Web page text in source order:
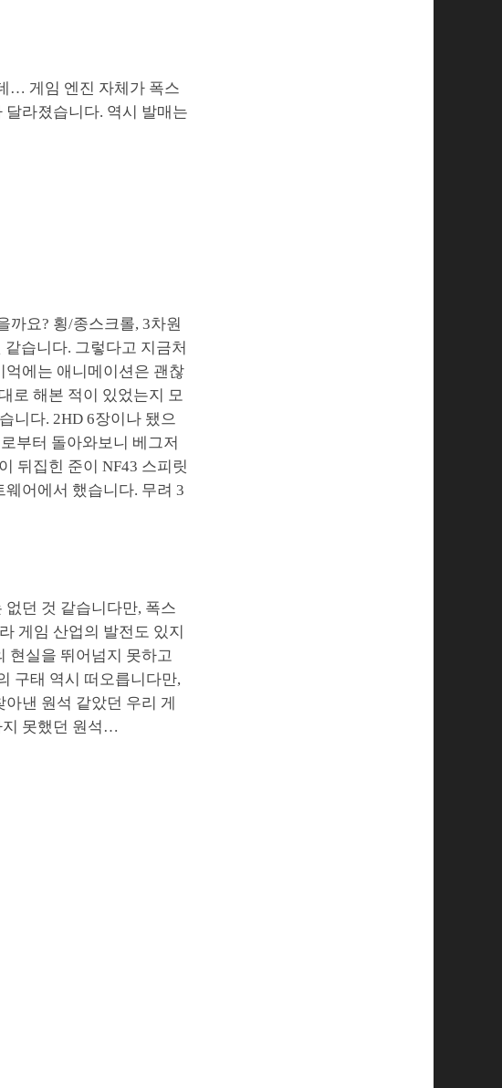
… 게임 엔진 자체가 폭스
라졌습니다. 역시 발매는
요? 횡/종스크롤, 3차원
습니다. 그렇다고 지금처
에는 애니메이션은 괜찮
로 해본 적이 있었는지 모
니다. 2HD 6장이나 됐으
부터 돌아와보니 베그저
뒤집힌 준이 NF43 스피릿
어에서 했습니다. 무려 3
던 것 같습니다만, 폭스
게임 산업의 발전도 있지
현실을 뛰어넘지 못하고
구태 역시 떠오릅니다만,
낸 원석 같았던 우리 게
지 못했던 원석…